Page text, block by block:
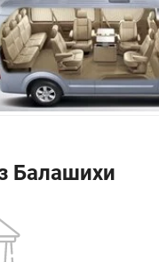
Китай
3 года или
Балашихи